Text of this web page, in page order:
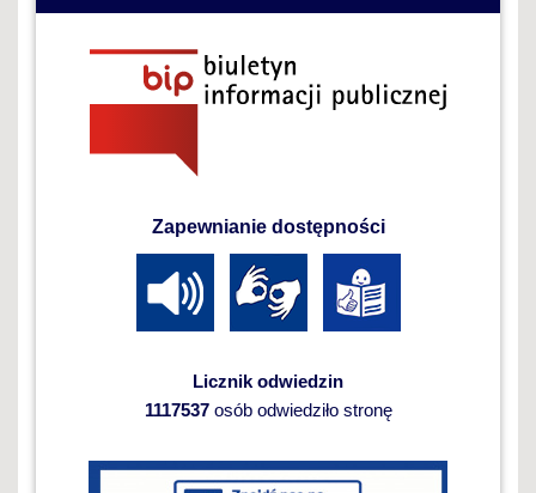
Zapewnianie dostępności
Licznik odwiedzin
1117537osób odwiedziło stronę